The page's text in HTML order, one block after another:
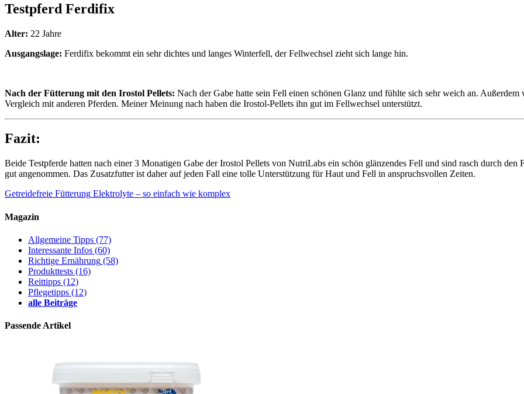
Testpferd Ferdifix
Alter: 22 Jahre
Ausgangslage: Ferdifix bekommt ein sehr dichtes und langes Winterfell, der Fellwechsel zieht sich lange hin.
Nach der Fütterung mit den Irostol Pellets: Nach der Gabe hatte sein Fell einen schönen Glanz und fühlte sich sehr weich an.
Vergleich mit anderen Pferden. Meiner Meinung nach haben die Irostol-Pellets ihn gut im Fellwechsel unterstützt.
Fazit:
Beide Testpferde hatten nach einer 3 Monatigen Gabe der Irostol Pellets von NutriLabs ein schön glänzendes Fell und sind rasch durch
gut angenommen. Das Zusatzfutter ist daher auf jeden Fall eine tolle Unterstützung für Haut und Fell in anspruchsvollen Zeiten.
Getreidefreie Fütterung Elektrolyte – so einfach wie komplex
Magazin
Allgemeine Tipps (77)
Interessante Infos (60)
Richtige Ernährung (58)
Produkttests (16)
Reittipps (12)
Pflegetipps (12)
alle Beiträge
Passende Artikel